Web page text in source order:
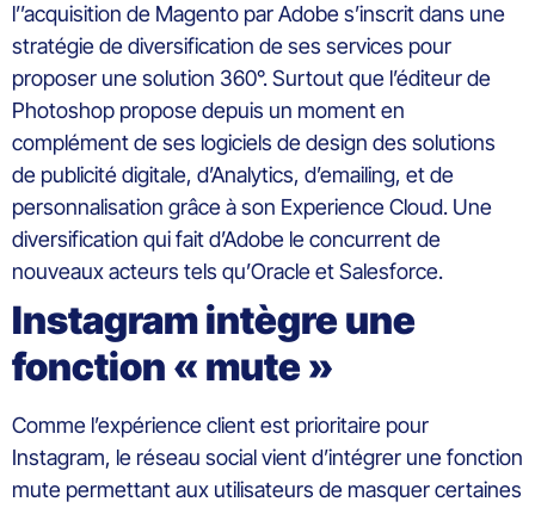
l’’acquisition de Magento par Adobe s’inscrit dans une
stratégie de diversification de ses services pour
proposer une solution 360°. Surtout que l’éditeur de
Photoshop propose depuis un moment en
complément de ses logiciels de design des solutions
de publicité digitale, d’Analytics, d’emailing, et de
personnalisation grâce à son Experience Cloud. Une
diversification qui fait d’Adobe le concurrent de
nouveaux acteurs tels qu’Oracle et Salesforce.
Instagram intègre une
fonction « mute »
Comme l’expérience client est prioritaire pour
Instagram, le réseau social vient d’intégrer une fonction
mute permettant aux utilisateurs de masquer certaines